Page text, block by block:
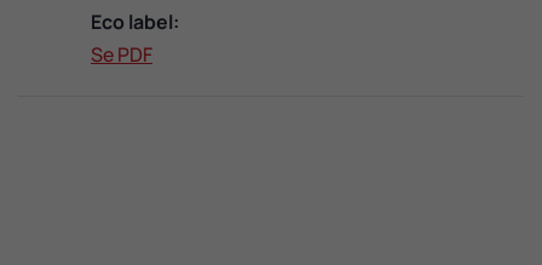
Eco label:
Se PDF